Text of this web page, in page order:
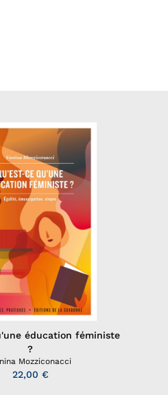
éducation féministe
?
Mozziconacci
22,00 €